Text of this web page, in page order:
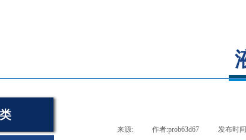
来源: 作者:prob63d67 发布时